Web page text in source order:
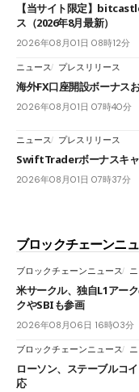
【当サイト限定】
ス（2026年8月最新）
2026年08月01日 08時12分
ニュース プレスリリース
海外FX口座開設ボーナス
2026年08月01日 07時40分
ニュース プレスリリース
SwiftTraderボーナスキャ
2026年08月01日 07時37分
ブロックチェーンニ
ブロックチェーンニュース
米サークル、独自L1アー
クやSBIも参画
2026年08月06日 16時03分
ブロックチェーンニュース
ローソン、ステーブルコ
応